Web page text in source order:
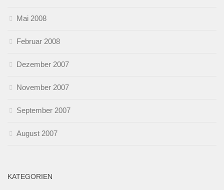
Mai 2008
Februar 2008
Dezember 2007
November 2007
September 2007
August 2007
KATEGORIEN